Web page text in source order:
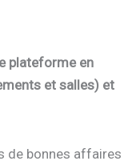
plateforme en
et salles) et
de bonnes affaires